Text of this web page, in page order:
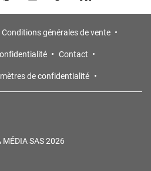
Conditions générales de vente
Contact
de confidentialité
MÉDIA SAS 2026